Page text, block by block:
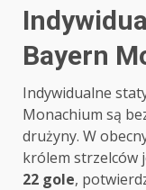
Bayern
Indywidualne
Monachium są
drużyny. W
królem strzelców
22 gole,